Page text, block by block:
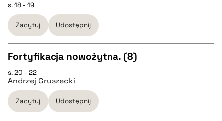
pobierz cytat
CZYSTY TEKST
pobierz cytat
BIBTEX
pobierz cytat
s. 18 - 19
Zacytuj Udostępnij
CZYSTY TEKST
pobierz cytat
Fortyfikacja nowożytna. (8)
s. 20 - 22
Andrzej Gruszecki
Zacytuj Udostępnij